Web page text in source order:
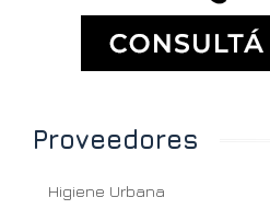
Proveedores
Higiene Urbana